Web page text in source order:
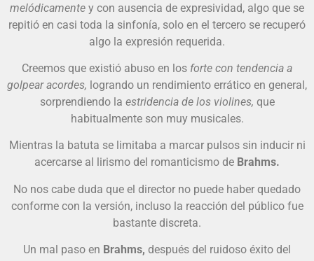
melódicamente y con ausencia de expresividad, algo que se
repitió en casi toda la sinfonía, solo en el tercero se recuperó
algo la expresión requerida.
Creemos que existió abuso en los forte con tendencia a
golpear acordes, logrando un rendimiento errático en general,
sorprendiendo la estridencia de los violines, que
habitualmente son muy musicales.
Mientras la batuta se limitaba a marcar pulsos sin inducir ni
acercarse al lirismo del romanticismo de Brahms.
No nos cabe duda que el director no puede haber quedado
conforme con la versión, incluso la reacción del público fue
bastante discreta.
Un mal paso en Brahms, después del ruidoso éxito del